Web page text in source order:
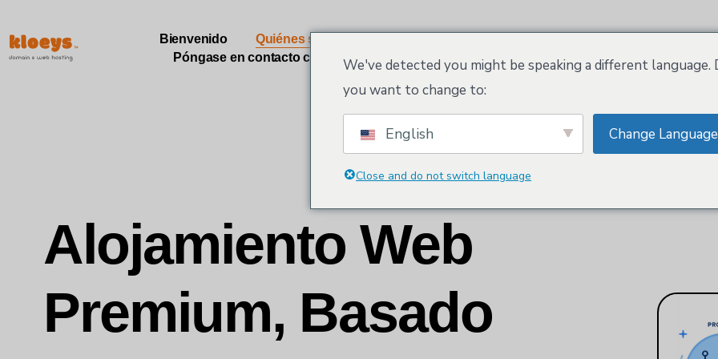
Bienvenido Quiénes somos
Póngase en contacto con
Tienda
Alojamiento Web
Premium, Basado
We've detected you might be speaking a different language.
you want to change to:
English Change Language
Close and do not switch language